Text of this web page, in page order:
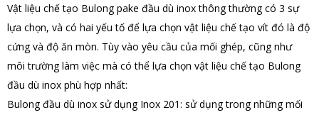
Vật liệu chế tạo Bulong pake đầu dù inox thông thường có 3 sự
lựa chọn, và có hai yếu tố để lựa chọn vật liệu chế tạo vít đó là độ
cứng và độ ăn mòn. Tùy vào yêu cầu của mối ghép, cũng như
môi trường làm việc mà có thể lựa chọn vật liệu chế tạo Bulong
đầu dù inox phù hợp nhất:
Bulong đầu dù inox sử dụng Inox 201: sử dụng trong những mối